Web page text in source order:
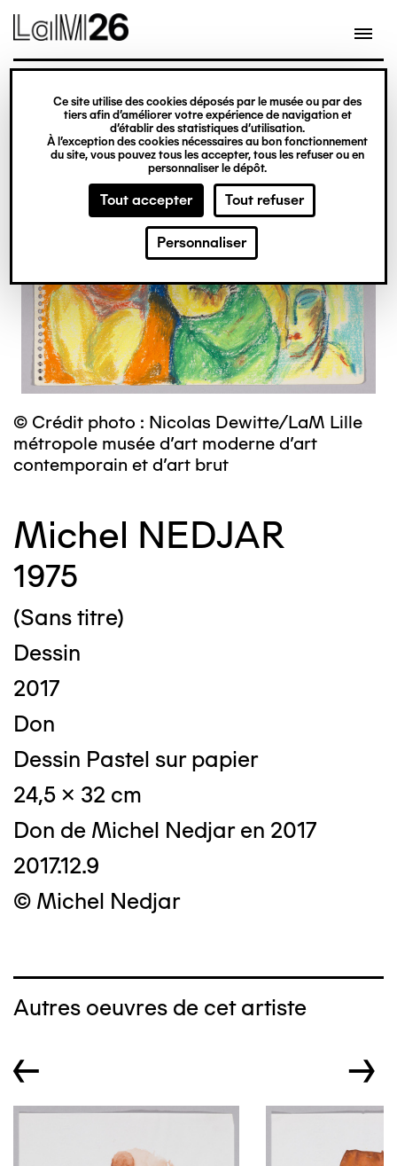
Gestion des cookies
Ce site utilise des cookies déposés par le musée ou par des
tiers afin d’améliorer votre expérience de navigation et
d’établir des statistiques d’utilisation.
À l’exception des cookies nécessaires au bon fonctionnement
du site, vous pouvez tous les accepter, tous les refuser ou en
personnaliser le dépôt.
Tout accepter Tout refuser
Personnaliser
contenu
© Crédit photo : Nicolas Dewitte/LaM Lille
métropole musée d’art moderne d’art
contemporain et d’art brut
Michel NEDJAR
1975
(Sans titre)
Dessin
2017
Don
Dessin Pastel sur papier
24,5 x 32 cm
Don de Michel Nedjar en 2017
2017.12.9
© Michel Nedjar
Autres oeuvres de cet artiste
← →